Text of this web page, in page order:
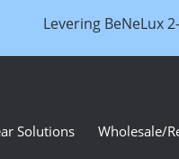
Levering BeNeLux
Solutions Wholesale/